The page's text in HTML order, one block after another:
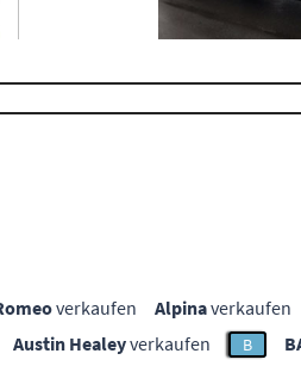
verkaufen Alpinaverkaufen
Austin Healeyverkaufen B